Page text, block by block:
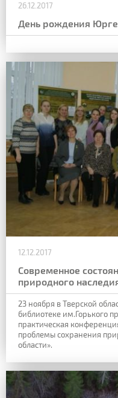
26.12.2017
День рождения
12.12.2017
Современное
природного
23 ноября в Тверской
библиотеке им.Горького
практическая
проблемы сохранения
области».